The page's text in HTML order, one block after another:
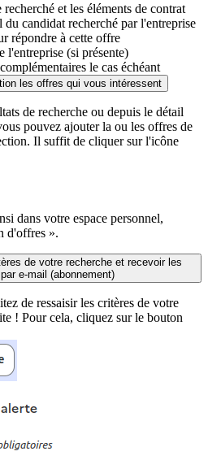
et les éléments de contrat
candidat recherché par l'entreprise
répondre à cette offre
l'entreprise (si présente)
le cas échéant
les offres qui vous intéressent
de recherche ou depuis le détail
pouvez ajouter la ou les offres de
Il suffit de cliquer sur l'icône
dans votre espace personnel,
d'offres ».
de votre recherche et recevoir les
e-mail (abonnement)
de ressaisir les critères de votre
! Pour cela, cliquez sur le bouton